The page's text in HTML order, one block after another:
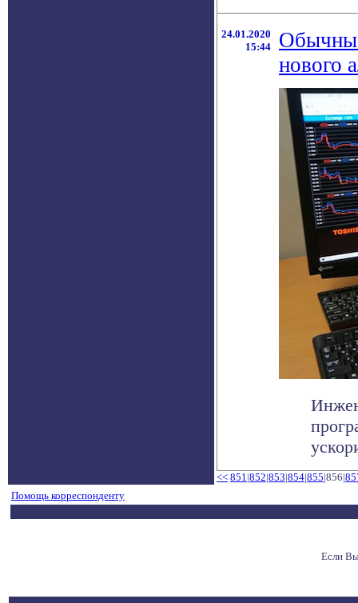
24.01.2020
15:44
нового
<< 851|852|853|854|855|856|
Помощь корреспонденту
Если